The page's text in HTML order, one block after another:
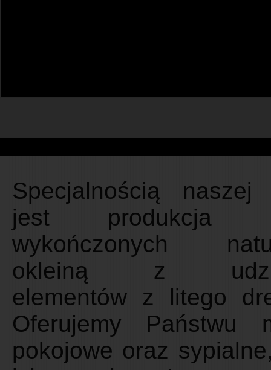
Specjalnością naszej
jest produkcja
wykończonych
okleiną z
elementów z litego
Oferujemy Państwu
pokojowe oraz